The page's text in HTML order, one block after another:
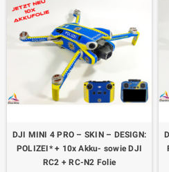
DJI MINI 4 PRO – SKIN – DESIGN:
POLIZEI* + 10x Akku- sowie DJI
RC2 + RC-N2 Folie